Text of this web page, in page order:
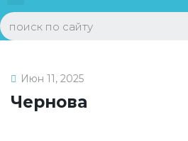
Июн 11, 2025
Чернова
Запись к специалисту